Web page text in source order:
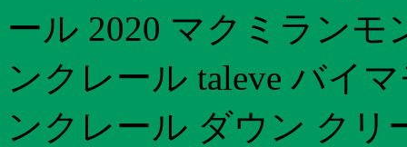
ール 2020 マクミラン
ンクレール taleve バイ
ンクレール ダウン クリ